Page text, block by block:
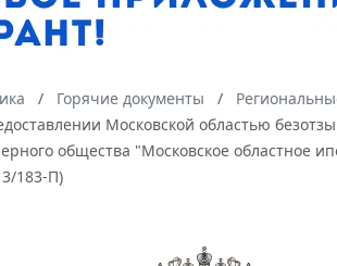
Горячие документы
Московской областью
общества "Московское областное
183-П)